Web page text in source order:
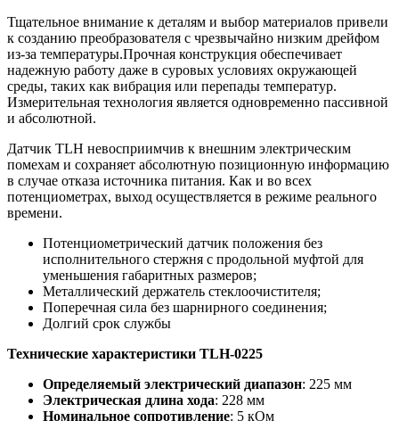
Тщательное внимание к деталям и выбор материалов привели
к созданию преобразователя с чрезвычайно низким дрейфом
из-за температуры.Прочная конструкция обеспечивает
надежную работу даже в суровых условиях окружающей
среды, таких как вибрация или перепады температур.
Измерительная технология является одновременно пассивной
и абсолютной.
Датчик TLH невосприимчив к внешним электрическим
помехам и сохраняет абсолютную позиционную информацию
в случае отказа источника питания. Как и во всех
потенциометрах, выход осуществляется в режиме реального
времени.
Потенциометрический датчик положения без
исполнительного стержня с продольной муфтой для
уменьшения габаритных размеров;
Металлический держатель стеклоочистителя;
Поперечная сила без шарнирного соединения;
Долгий срок службы
Технические характеристики TLH-0225
Определяемый электрический диапазон: 225 мм
Электрическая длина хода: 228 мм
Номинальное сопротивление: 5 кОм